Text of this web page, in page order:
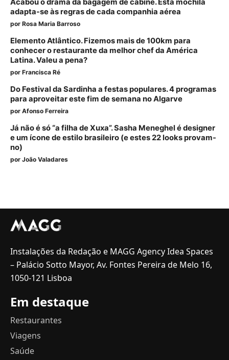
Acabou o drama da bagagem de cabine. Esta mochila
adapta-se às regras de cada companhia aérea
por Rosa Maria Barroso
Elemento Atlântico. Fizemos mais de 100km para
conhecer o restaurante da melhor chef da América
Latina. Valeu a pena?
por Francisca Ré
Do Festival da Sardinha a festas populares. 4 programas
para aproveitar este fim de semana no Algarve
por Afonso Ferreira
Já não é só “a filha de Xuxa”. Sasha Meneghel é designer
e um ícone de estilo brasileiro (e estes 22 looks provam-
no)
por João Valadares
Instalações da Redação e MAGG Agency Idea Spaces
– Palácio Sotto Mayor, Av. Fontes Pereira de Melo 16,
1050-121 Lisboa
Em destaque
Restaurantes
Viagens
Saúde